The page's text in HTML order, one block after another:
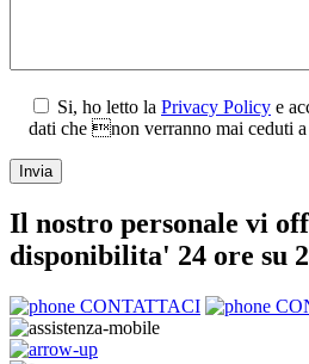
Si, ho letto la Privacy Policy e
dati che non verranno mai ceduti a
Il nostro personale vi
disponibilita' 24 ore su
CONTATTACI